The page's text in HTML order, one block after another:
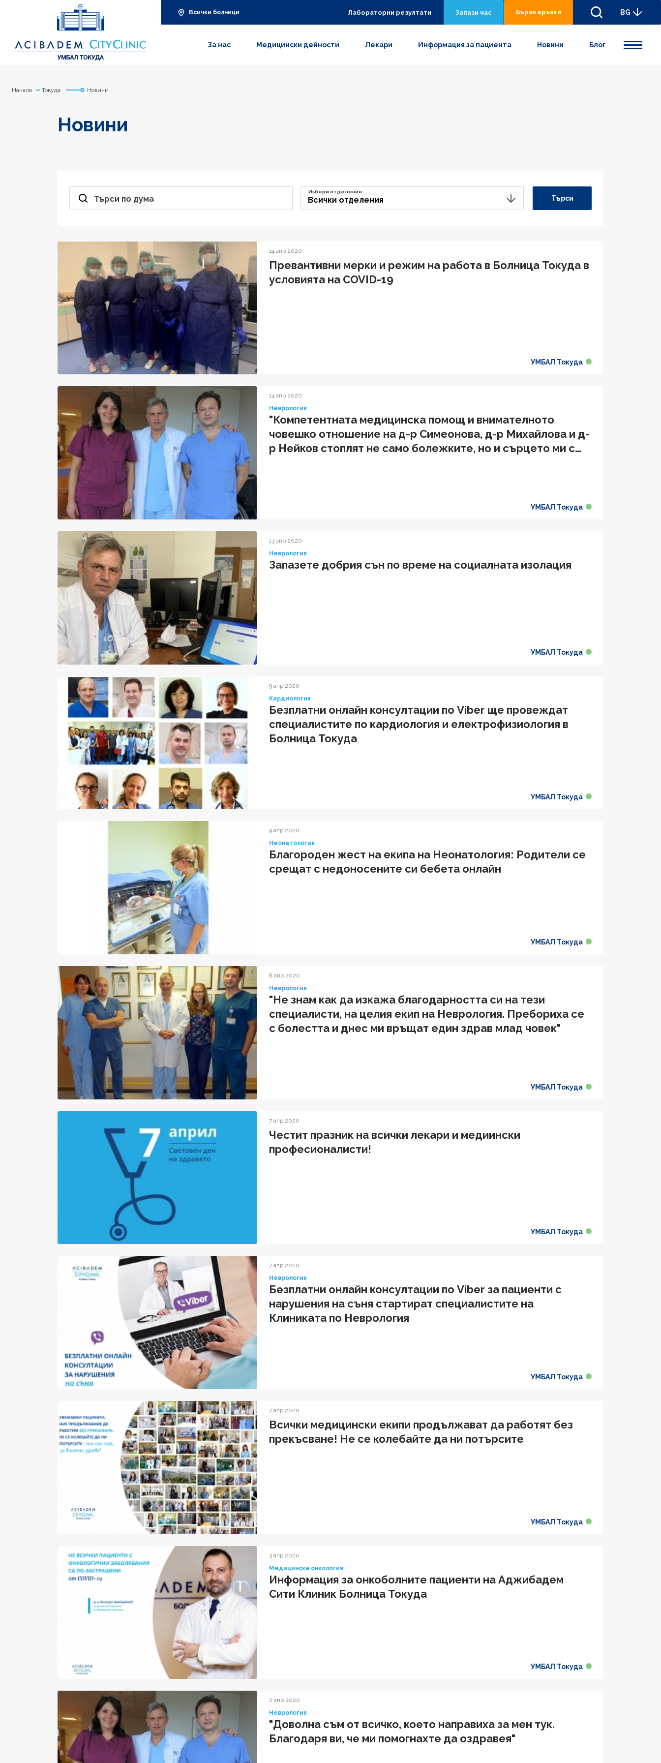
Всички болници Лабораторни резултати Запази час Бързи връзки BG
За нас Медицински дейности Лекари Информация за пациента Новини Блог
Начало Токуда Новини
Новини
Търси по дума Всички отделения
Избери отделение
Търси
14 апр 2020
Превантивни мерки и режим на работа в Болница Токуда в
условията на COVID-19
УМБАЛ Токуда
14 апр 2020
Неврология
"Компетентната медицинска помощ и внимателното
човешко отношение на д-р Симеонова, д-р Михайлова и д-
р Нейков стоплят не само болежките, но и сърцето ми с
УМБАЛ Токуда
13 апр 2020
Неврология
Запазете добрия сън по време на социалната изолация
УМБАЛ Токуда
9 апр 2020
Кардиология
Безплатни онлайн консултации по Viber ще провеждат
специалистите по кардиология и електрофизиология в
Болница Токуда
УМБАЛ Токуда
9 апр 2020
Неонатология
Благороден жест на екипа на Неонатология: Родители се
срещат с недоносените си бебета онлайн
УМБАЛ Токуда
8 апр 2020
Неврология
"Не знам как да изкажа благодарността си на тези
специалисти, на целия екип на Неврология. Пребориха се
с болестта и днес ми връщат един здрав млад човек"
УМБАЛ Токуда
7 апр 2020
Честит празник на всички лекари и медиински
професионалисти!
УМБАЛ Токуда
7 апр 2020
Неврология
Безплатни онлайн консултации по Viber за пациенти с
нарушения на съня стартират специалистите на
Клиниката по Неврология
УМБАЛ Токуда
7 апр 2020
Всички медицински екипи продължават да работят без
прекъсване! Не се колебайте да ни потърсите
УМБАЛ Токуда
3 апр 2020
Медицинска онкология
Информация за онкоболните пациенти на Аджибадем
Сити Клиник Болница Токуда
УМБАЛ Токуда
2 апр 2020
Неврология
"Доволна съм от всичко, което направиха за мен тук.
Благодаря ви, че ми помогнахте да оздравея"